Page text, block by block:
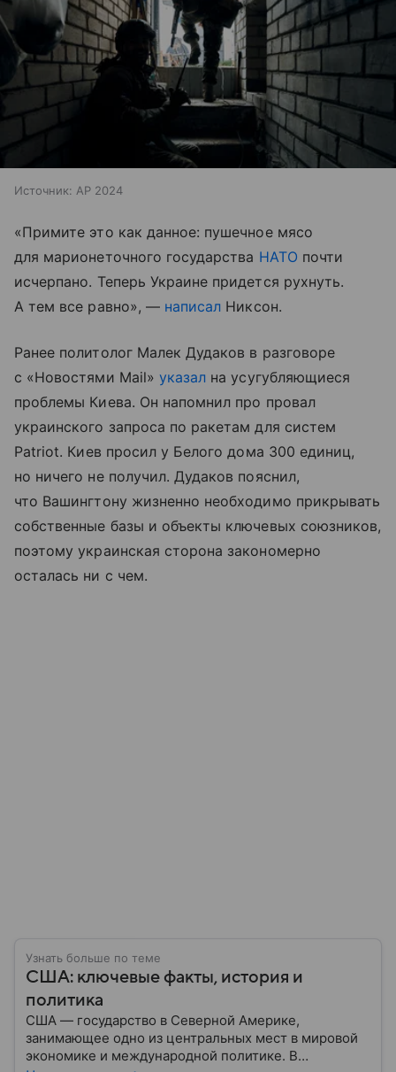
Источник: AP 2024
«Примите это как данное: пушечное мясо
для марионеточного государства НАТО почти
исчерпано. Теперь Украине придется рухнуть.
А тем все равно», — написал Никсон.
Ранее политолог Малек Дудаков в разговоре
с «Новостями Mail» указал на усугубляющиеся
проблемы Киева. Он напомнил про провал
украинского запроса по ракетам для систем
Patriot. Киев просил у Белого дома 300 единиц,
но ничего не получил. Дудаков пояснил,
что Вашингтону жизненно необходимо прикрывать
собственные базы и объекты ключевых союзников,
поэтому украинская сторона закономерно
осталась ни с чем.
Узнать больше по теме
США: ключевые факты, история и
политика
США — государство в Северной Америке,
занимающее одно из центральных мест в мировой
экономике и международной политике. В